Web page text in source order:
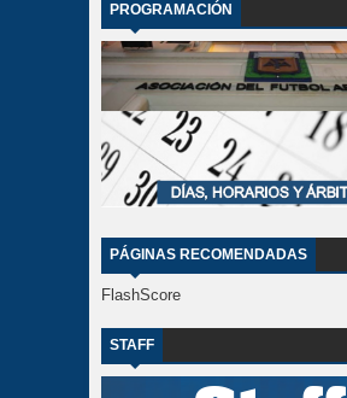
PROGRAMACIÓN
PÁGINAS RECOMENDADAS
FlashScore
STAFF